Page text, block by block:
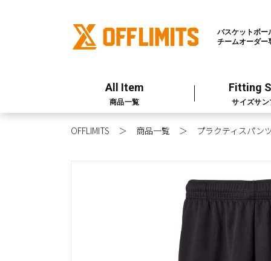
バスケットボー
チームオーダー
All Item
商品一覧
Fitting
サイズサン
OFFLIMITS 商品一覧 プラクティスパン